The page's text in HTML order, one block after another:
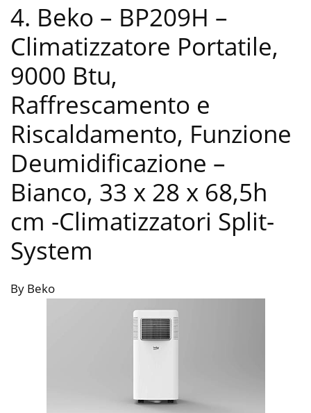
4. Beko – BP209H –
Climatizzatore Portatile,
9000 Btu,
Raffrescamento e
Riscaldamento, Funzione
Deumidificazione –
Bianco, 33 x 28 x 68,5h
cm -Climatizzatori Split-
System
By Beko